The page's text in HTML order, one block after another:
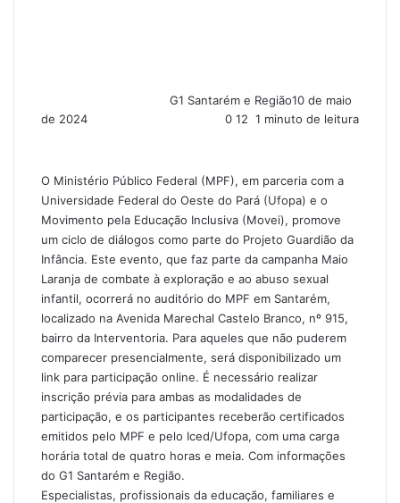
G1 Santarém e Região10 de maio
de 2024
0 12 1 minuto de leitura
O Ministério Público Federal (MPF), em parceria com a
Universidade Federal do Oeste do Pará (Ufopa) e o
Movimento pela Educação Inclusiva (Movei), promove
um ciclo de diálogos como parte do Projeto Guardião da
Infância. Este evento, que faz parte da campanha Maio
Laranja de combate à exploração e ao abuso sexual
infantil, ocorrerá no auditório do MPF em Santarém,
localizado na Avenida Marechal Castelo Branco, nº 915,
bairro da Interventoria. Para aqueles que não puderem
comparecer presencialmente, será disponibilizado um
link para participação online. É necessário realizar
inscrição prévia para ambas as modalidades de
participação, e os participantes receberão certificados
emitidos pelo MPF e pelo Iced/Ufopa, com uma carga
horária total de quatro horas e meia. Com informações
do G1 Santarém e Região.
Especialistas, profissionais da educação, familiares e